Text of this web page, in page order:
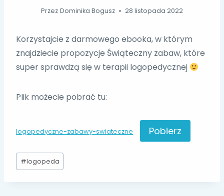
Przez Dominika Bogusz 28 listopada 2022
Korzystajcie z darmowego ebooka, w którym
znajdziecie propozycje Świąteczny zabaw, które
super sprawdzą się w terapii logopedycznej
Plik możecie pobrać tu:
logopedyczne-zabawy-swiateczne Pobierz
Tagi
wpisu:
#logopeda